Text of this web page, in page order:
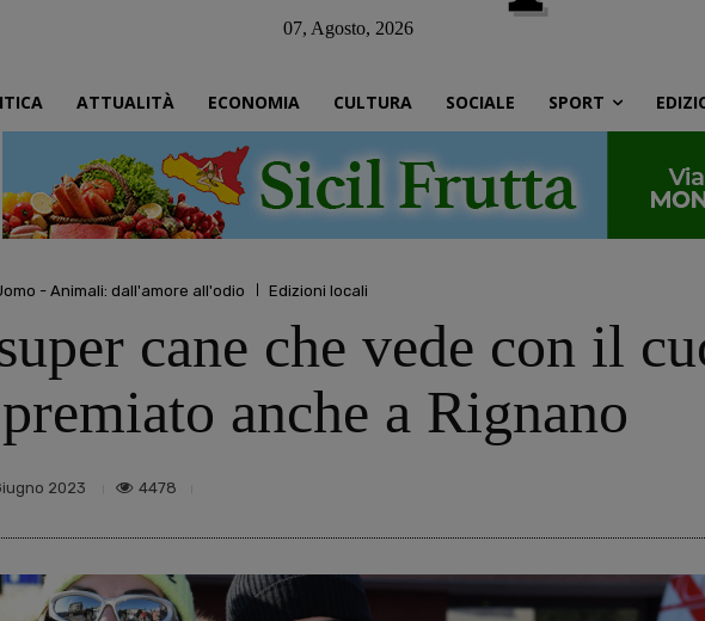
07, Agosto, 2026
ATTUALITÀ ECONOMIA CULTURA SOCIALE SPORT
- Animali: dall'amore all'odio Edizioni locali
cane che vede con il
anche a Rignano
2023 4478